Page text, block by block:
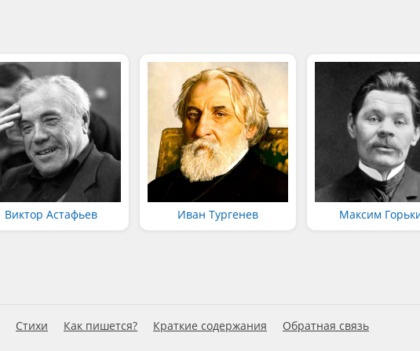
Виктор Астафьев Иван Тургенев Максим
Стихи Как пишется? Краткие содержания
Обратная связь